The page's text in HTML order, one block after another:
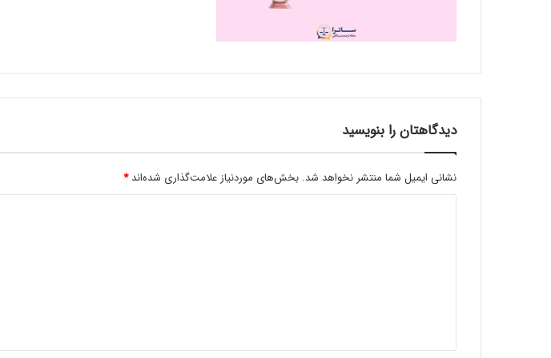
دیدگاهتان را بنویسید
نشانی ایمیل شما منتشر نخواهد شد. بخش‌های موردنیاز علامت‌گذاری شده‌اند*